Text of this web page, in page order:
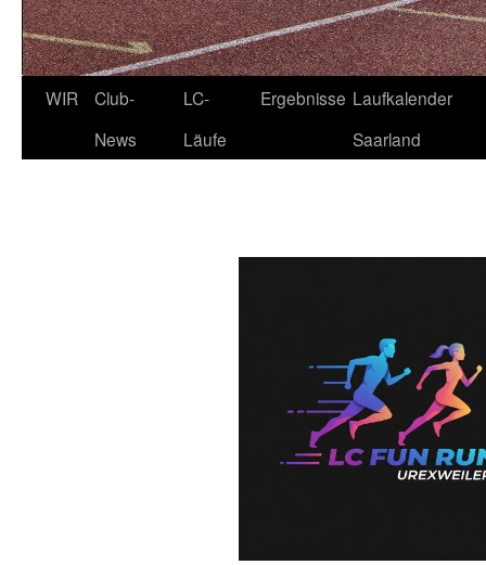
WIR
Club-
News
LC-
Läufe
Ergebnisse Laufkalender
Saarland